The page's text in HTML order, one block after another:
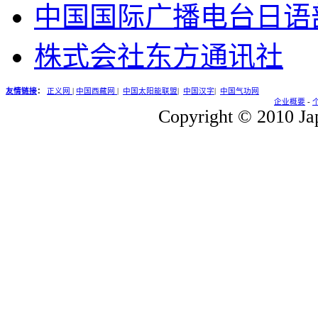
中国国际广播电台日语
株式会社东方通讯社
友情链接： 正义网 中国西藏网 中国太阳能联盟 中国汉字
中国气功网
企业概要 -
Copyright © 2010